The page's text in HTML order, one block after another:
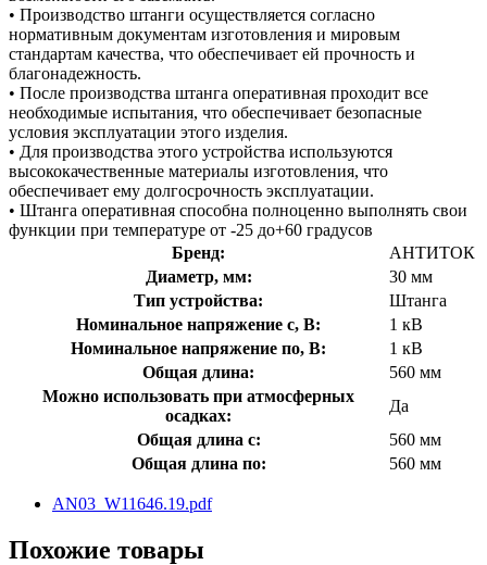
• Производство штанги осуществляется согласно
нормативным документам изготовления и мировым
стандартам качества, что обеспечивает ей прочность и
благонадежность.
• После производства штанга оперативная проходит все
необходимые испытания, что обеспечивает безопасные
условия эксплуатации этого изделия.
• Для производства этого устройства используются
высококачественные материалы изготовления, что
обеспечивает ему долгосрочность эксплуатации.
• Штанга оперативная способна полноценно выполнять свои
функции при температуре от -25 до+60 градусов
Бренд:
АНТИТОК
Диаметр, мм:
30 мм
Тип устройства:
Штанга
Номинальное напряжение с, В:
1 кВ
Номинальное напряжение по, В:
1 кВ
Общая длина:
560 мм
Можно использовать при атмосферных
осадках:
Да
Общая длина с:
560 мм
Общая длина по:
560 мм
AN03_W11646.19.pdf
Похожие товары